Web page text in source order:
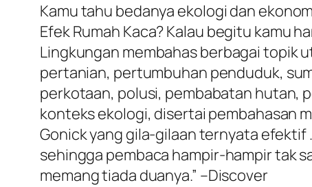
Kamu tahu bedanya ekologi dan
Efek Rumah Kaca? Kalau begitu kamu
Lingkungan membahas berbagai topik
pertanian, pertumbuhan penduduk,
perkotaan, polusi, pembabatan hutan,
konteks ekologi, disertai pembahasan
Gonick yang gila-gilaan ternyata efektif
sehingga pembaca hampir-hampir tak
memang tiada duanya.” –Discover